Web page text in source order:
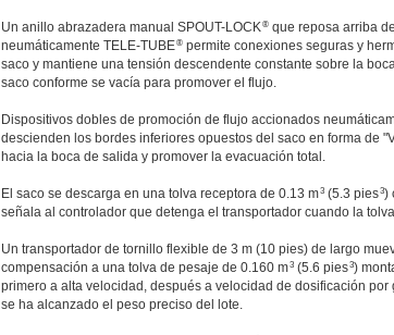
Un anillo abrazadera manual SPOUT-LOCK®que reposa arriba
neumáticamente TELE-TUBE®permite conexiones seguras y
saco y mantiene una tensión descendente constante sobre la
saco conforme se vacía para promover el flujo.
Dispositivos dobles de promoción de flujo accionados
descienden los bordes inferiores opuestos del saco en forma de
hacia la boca de salida y promover la evacuación total.
El saco se descarga en una tolva receptora de 0.13 m3(5.3 pies3)
señala al controlador que detenga el transportador cuando la
Un transportador de tornillo flexible de 3 m (10 pies) de largo
compensación a una tolva de pesaje de 0.160 m3(5.6 pies3)
primero a alta velocidad, después a velocidad de dosificación
se ha alcanzado el peso preciso del lote.